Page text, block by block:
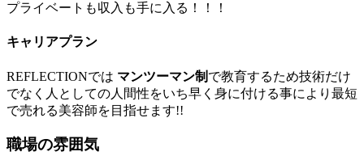
プライベートも収入も手に入る！！！
キャリアプラン
REFLECTIONでは マンツーマン制 で教育するため技術だけ
でなく人としての人間性をいち早く身に付ける事により最短
で売れる美容師を目指せます!!
職場の雰囲気